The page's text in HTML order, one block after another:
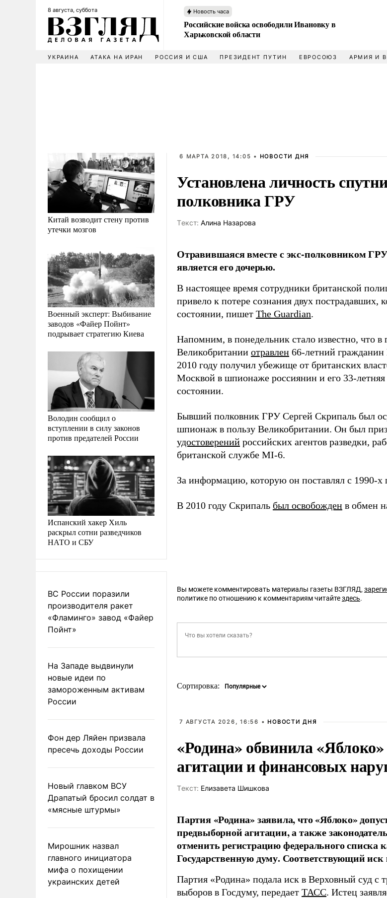
8 августа, суббота Новость часа
Российские войска освободили Ивановку в
Харьковской области
УКРАИНА АТАКА НА ИРАН РОССИЯ И США ПРЕЗИДЕНТ ПУТИН ЕВРОСОЮЗ АРМИЯ И
Китай возводит стену против
утечки мозгов
Военный эксперт: Выбивание
заводов «Файер Пойнт»
подрывает стратегию Киева
Володин сообщил о
вступлении в силу законов
против предателей России
Испанский хакер Хиль
раскрыл сотни разведчиков
НАТО и СБУ
ВС России поразили
производителя ракет
«Фламинго» завод «Файер
Пойнт»
На Западе выдвинули
новые идеи по
замороженным активам
России
Фон дер Ляйен призвала
пресечь доходы России
Новый главком ВСУ
Драпатый бросил солдат в
«мясные штурмы»
Мирошник назвал
главного инициатора
мифа о похищении
украинских детей
6 МАРТА 2018, 14:05 • НОВОСТИ ДНЯ
Установлена личность
полковника ГРУ
Tекст: Алина Назарова
Отравившаяся вместе с экс-полковником
является его дочерью.
В настоящее время сотрудники британской
привело к потере сознания двух пострадавших,
состоянии, пишет The Guardian.
Напомним, в понедельник стало известно, что в
Великобритании отравлен 66-летний
2010 году получил убежище от британских
Москвой в шпионаже россиянин и его 33-летняя
состоянии.
Бывший полковник ГРУ Сергей Скрипаль был
шпионаж в пользу Великобритании. Он был
удостоверений российских агентов разведки,
британской службе MI-6.
За информацию, которую он поставлял с 1990-х
В 2010 году Скрипаль был освобожден в обмен
Вы можете комментировать материалы газеты ВЗГЛЯД,
политике по отношению к комментариям читайтездесь.
Сортировка:
7 АВГУСТА 2026, 16:56 • НОВОСТИ ДНЯ
«Родина» обвинила
агитации и финансовых
Tекст: Елизавета Шишкова
Партия «Родина» заявила, что «Яблоко»
предвыборной агитации, а также
отменить регистрацию федерального списка
Государственную думу. Соответствующий иск
Партия «Родина» подала иск в Верховный суд с
выборов в Госдуму, передает ТАСС. Истец